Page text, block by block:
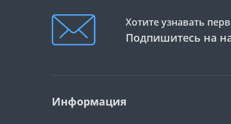
Хотите узнавать
Подпишитесь на
Информация